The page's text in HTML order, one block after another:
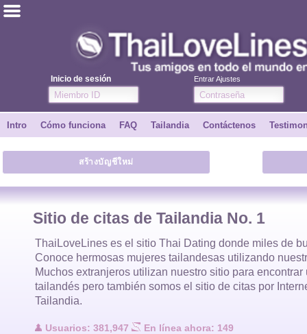
Inicio de sesión Entrar Ajustes
ไทย
Testimonios
Dile a un amigo
Intro
Contáctenos
Intro Cómo funciona FAQ Tailandia Contáctenos
สร้างบัญชีใหม่
Sitio de citas de Tailandia No. 1
ThaiLoveLines es el sitio Thai Dating donde miles de
Conoce hermosas mujeres tailandesas utilizando
Muchos extranjeros utilizan nuestro sitio para
tailandés pero también somos el sitio de citas por
Tailandia.
Usuarios: 381,947 En línea ahora: 149